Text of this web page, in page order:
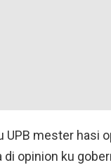
UPB mester hasi
opinion ku